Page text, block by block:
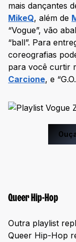
mais dançantes
MikeQ, além de
“Vogue”, vão
“ball”. Para
coreografias
para você curtir
Carcione, e
Queer Hip-Hop
Outra playlist
Queer Hip-Hop